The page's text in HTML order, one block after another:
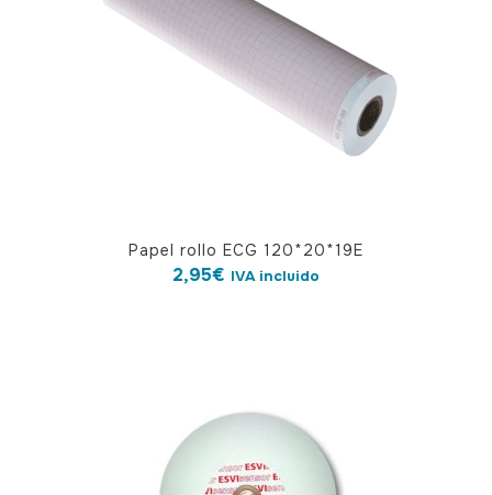
Papel rollo ECG 120*20*19E
2,95€ IVA incluido